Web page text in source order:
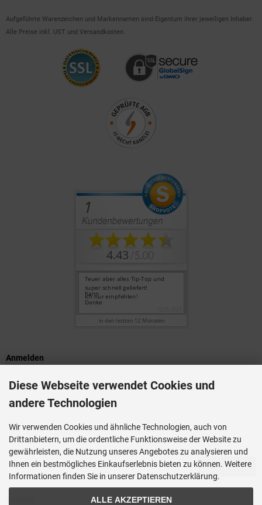
Aufgeführte Warenzeichen und Markennamen sind Eigentum ihrer jeweiligen Inhaber.
Alle Preise inkl. UST und Versandkosten.
Anmelden
E-Mail-Adresse:
Passwort:
Passwort vergessen? ANMELDEN
Diese Webseite verwendet Cookies und
andere Technologien
Wir verwenden Cookies und ähnliche Technologien, auch von
Drittanbietern, um die ordentliche Funktionsweise der Website zu
gewährleisten, die Nutzung unseres Angebotes zu analysieren und
Ihnen ein bestmögliches Einkaufserlebnis bieten zu können. Weitere
Informationen finden Sie in unserer Datenschutzerklärung.
ALLE AKZEPTIEREN